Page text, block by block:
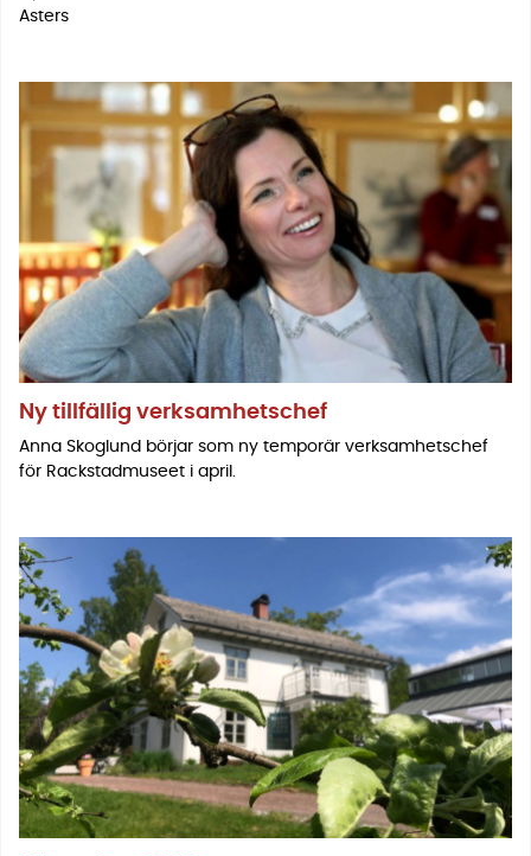
Asters
Ny tillfällig verksamhetschef
Anna Skoglund börjar som ny temporär verksamhetschef
för Rackstadmuseet i april.